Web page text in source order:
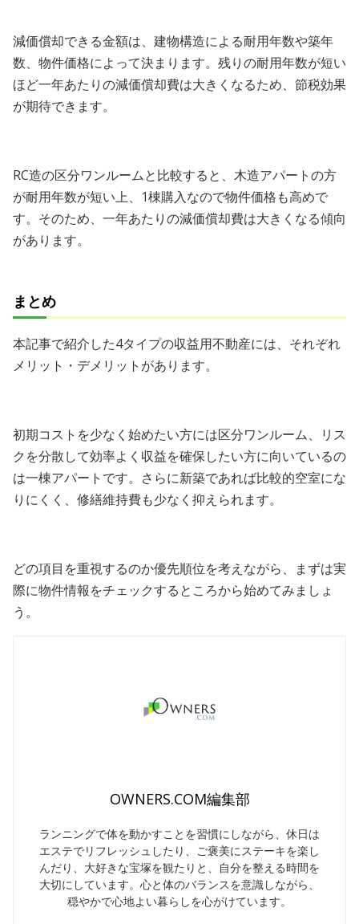
減価償却できる金額は、建物構造による耐用年数や築年
数、物件価格によって決まります。残りの耐用年数が短い
ほど一年あたりの減価償却費は大きくなるため、節税効果
が期待できます。
RC造の区分ワンルームと比較すると、木造アパートの方
が耐用年数が短い上、1棟購入なので物件価格も高めで
す。そのため、一年あたりの減価償却費は大きくなる傾向
があります。
まとめ
本記事で紹介した4タイプの収益用不動産には、それぞれ
メリット・デメリットがあります。
初期コストを少なく始めたい方には区分ワンルーム、リス
クを分散して効率よく収益を確保したい方に向いているの
は一棟アパートです。さらに新築であれば比較的空室にな
りにくく、修繕維持費も少なく抑えられます。
どの項目を重視するのか優先順位を考えながら、まずは実
際に物件情報をチェックするところから始めてみましょ
う。
OWNERS.COM編集部
ランニングで体を動かすことを習慣にしながら、休日は
エステでリフレッシュしたり、ご褒美にステーキを楽し
んだり、大好きな宝塚を観たりと、自分を整える時間を
大切にしています。心と体のバランスを意識しながら、
穏やかで心地よい暮らしを心がけています。